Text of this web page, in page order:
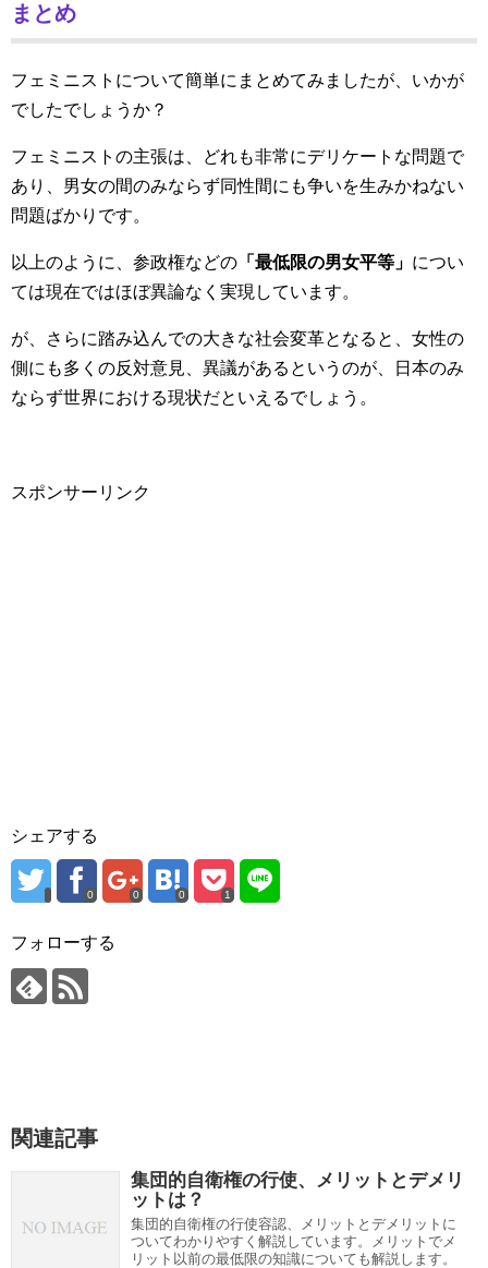
まとめ
フェミニストについて簡単にまとめてみましたが、いかが
でしたでしょうか？
フェミニストの主張は、どれも非常にデリケートな問題で
あり、男女の間のみならず同性間にも争いを生みかねない
問題ばかりです。
以上のように、参政権などの 「最低限の男女平等」 につい
ては現在ではほぼ異論なく実現しています。
が、さらに踏み込んでの大きな社会変革となると、女性の
側にも多くの反対意見、異議があるというのが、日本のみ
ならず世界における現状だといえるでしょう。
スポンサーリンク
シェアする
0 0 0 1
フォローする
関連記事
集団的自衛権の行使、メリットとデメリ
ットは？
集団的自衛権の行使容認、メリットとデメリットに
ついてわかりやすく解説しています。メリットでメ
リット以前の最低限の知識についても解説します。